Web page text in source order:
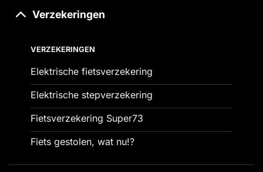
Verzekeringen
VERZEKERINGEN
Elektrische fietsverzekering
Elektrische stepverzekering
Fietsverzekering Super73
Fiets gestolen, wat nu!?